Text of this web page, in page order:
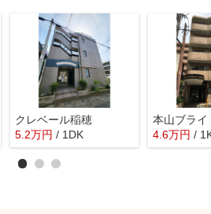
クレベール稲穂
5.2万円 / 1DK 4.6万円 /